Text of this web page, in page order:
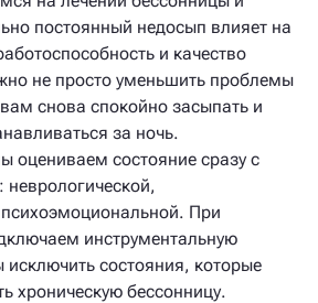
постоянный недосып влияет на
и качество
не просто уменьшить проблемы
снова спокойно засыпать и
за ночь.
оцениваем состояние сразу с
неврологической,
При
инструментальную
исключить состояния, которые
хроническую бессонницу.